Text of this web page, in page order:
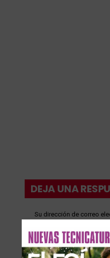
DEJA UNA
Su dirección de correo